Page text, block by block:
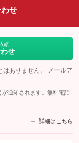
せ
頼
せ
はありません。 メールア
通知されます。無料電話
詳細はこちら